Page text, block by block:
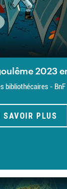
2023
bibliothécaires - BnF
SAVOIR PLUS